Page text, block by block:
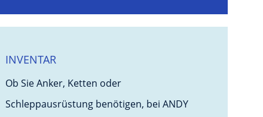
INVENTAR
Ob Sie Anker, Ketten oder
Schleppausrüstung benötigen, bei ANDY